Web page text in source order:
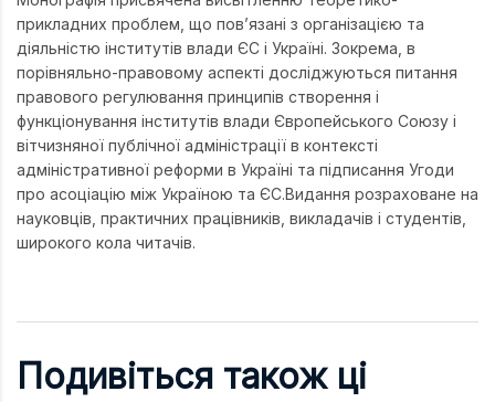
прикладних проблем, що пов’язані з організацією та
діяльністю інститутів влади ЄС і Україні. Зокрема, в
порівняльно-правовому аспекті досліджуються питання
правового регулювання принципів створення і
функціонування інститутів влади Європейського Союзу і
вітчизняної публічної адміністрації в контексті
адміністративної реформи в Україні та підписання Угоди
про асоціацію між Україною та ЄС.Видання розраховане на
науковців, практичних працівників, викладачів і студентів,
широкого кола читачів.
Подивіться також ці